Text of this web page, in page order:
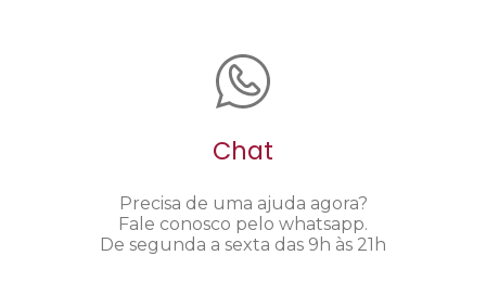
Chat
Precisa de uma ajuda agora?
Fale conosco pelo whatsapp.
De segunda a sexta das 9h às 21h